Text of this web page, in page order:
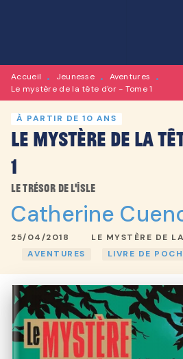
Accueil • Jeunesse • Aventures
•
Le mystère de la tête d'or - Tome 1
À PARTIR DE 10 ANS
Le mystère de la
1
Le trésor de l'Isle
Catherine
25/04/2018
LE MYSTÈRE DE
AVENTURES
LIVRE DE